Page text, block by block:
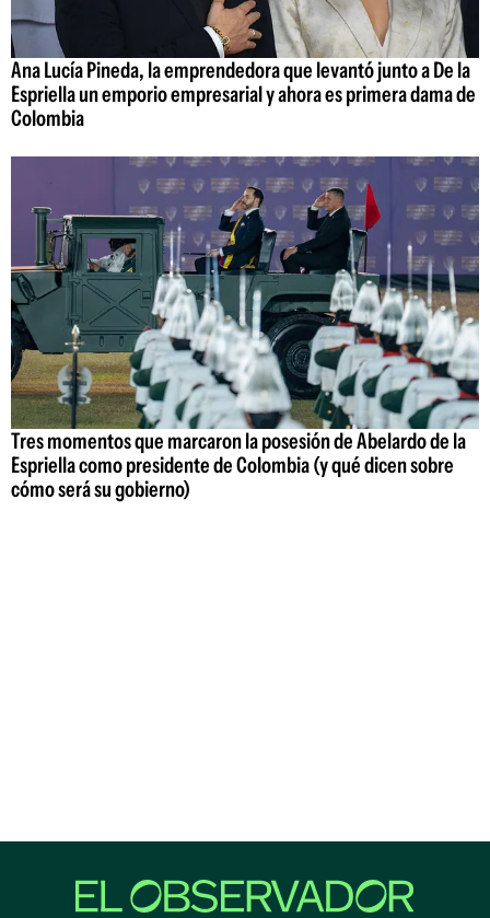
Ana Lucía Pineda, la emprendedora que levantó junto a De la
Espriella un emporio empresarial y ahora es primera dama de
Colombia
Tres momentos que marcaron la posesión de Abelardo de la
Espriella como presidente de Colombia (y qué dicen sobre
cómo será su gobierno)